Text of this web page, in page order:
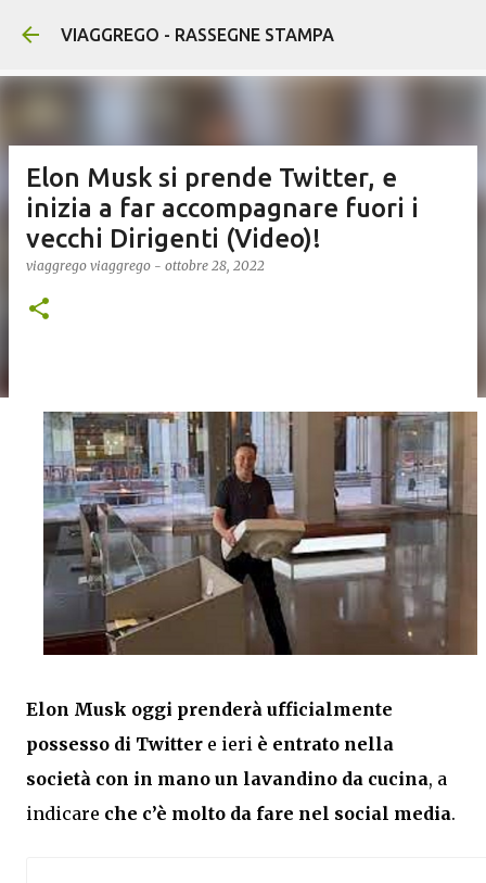
Passa ai contenuti principali
VIAGGREGO - RASSEGNE STAMPA
Elon Musk si prende Twitter, e
inizia a far accompagnare fuori i
vecchi Dirigenti (Video)!
viaggrego viaggrego - ottobre 28, 2022
Elon Musk oggi prenderà ufficialmente
possesso di Twitter e ieri è entrato nella
società con in mano un lavandino da cucina, a
indicare che c’è molto da fare nel social media.